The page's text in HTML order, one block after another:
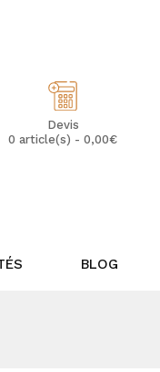
Devis
0 article(s) - 0,00€
BLOG